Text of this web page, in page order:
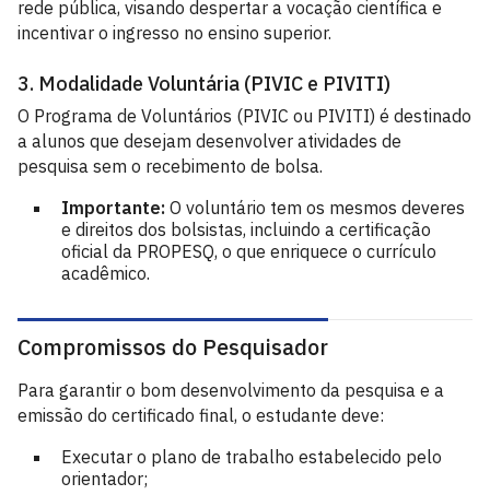
rede pública, visando despertar a vocação científica e
incentivar o ingresso no ensino superior.
3. Modalidade Voluntária (PIVIC e PIVITI)
O Programa de Voluntários (PIVIC ou PIVITI) é destinado
a alunos que desejam desenvolver atividades de
pesquisa sem o recebimento de bolsa.
Importante: O voluntário tem os mesmos deveres
e direitos dos bolsistas, incluindo a certificação
oficial da PROPESQ, o que enriquece o currículo
acadêmico.
Compromissos do Pesquisador
Para garantir o bom desenvolvimento da pesquisa e a
emissão do certificado final, o estudante deve:
Executar o plano de trabalho estabelecido pelo
orientador;